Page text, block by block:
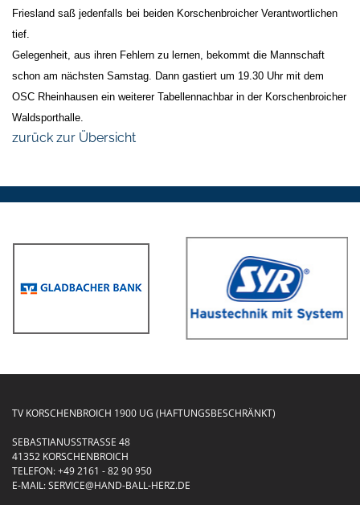
Friesland saß jedenfalls bei beiden Korschenbroicher Verantwortlichen
tief.
Gelegenheit, aus ihren Fehlern zu lernen, bekommt die Mannschaft
schon am nächsten Samstag. Dann gastiert um 19.30 Uhr mit dem
OSC Rheinhausen ein weiterer Tabellennachbar in der Korschenbroicher
Waldsporthalle.
zurück zur Übersicht
TV KORSCHENBROICH 1900 UG (HAFTUNGSBESCHRÄNKT)
SEBASTIANUSSTRASSE 48
41352 KORSCHENBROICH
TELEFON:+49 2161 - 82 90 950
E-MAIL:SERVICE@HAND-BALL-HERZ.DE